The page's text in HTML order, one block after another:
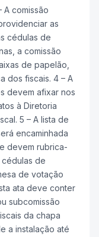
A comissão
as
cédulas de
a comissão
de papelão,
dos fiscais. 4 – A
devem afixar nos
à Diretoria
5 – A lista de
encaminhada
devem rubrica-
cédulas de
de votação
ata deve conter
subcomissão
da chapa
a instalação até